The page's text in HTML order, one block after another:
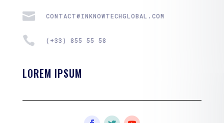
 CONTACT@INKNOWTECHGLOBAL.COM
 (+33) 855 55 58
LOREM IPSUM